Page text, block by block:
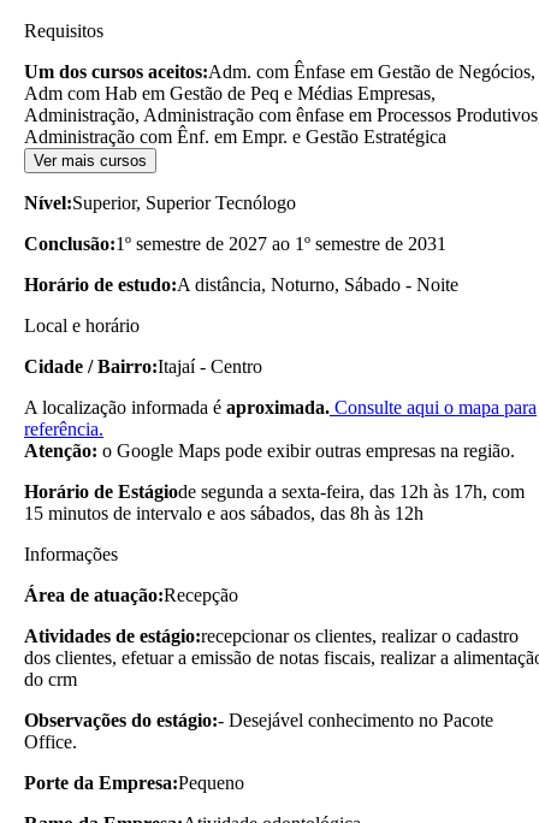
Requisitos
Um dos cursos aceitos:Adm. com Ênfase em Gestão de Negócios,
Adm com Hab em Gestão de Peq e Médias Empresas,
Administração, Administração com ênfase em Processos
Administração com Ênf. em Empr. e Gestão Estratégica
Ver mais cursos
Nível:Superior, Superior Tecnólogo
Conclusão:1º semestre de 2027 ao 1º semestre de 2031
Horário de estudo:A distância, Noturno, Sábado - Noite
Local e horário
Cidade / Bairro:Itajaí - Centro
A localização informada é aproximada. Consulte aqui o mapa para
referência.
Atenção: o Google Maps pode exibir outras empresas na região.
Horário de Estágiode segunda a sexta-feira, das 12h às 17h, com
15 minutos de intervalo e aos sábados, das 8h às 12h
Informações
Área de atuação:Recepção
Atividades de estágio:recepcionar os clientes, realizar o cadastro
dos clientes, efetuar a emissão de notas fiscais, realizar a
do crm
Observações do estágio:- Desejável conhecimento no Pacote
Office.
Porte da Empresa:Pequeno